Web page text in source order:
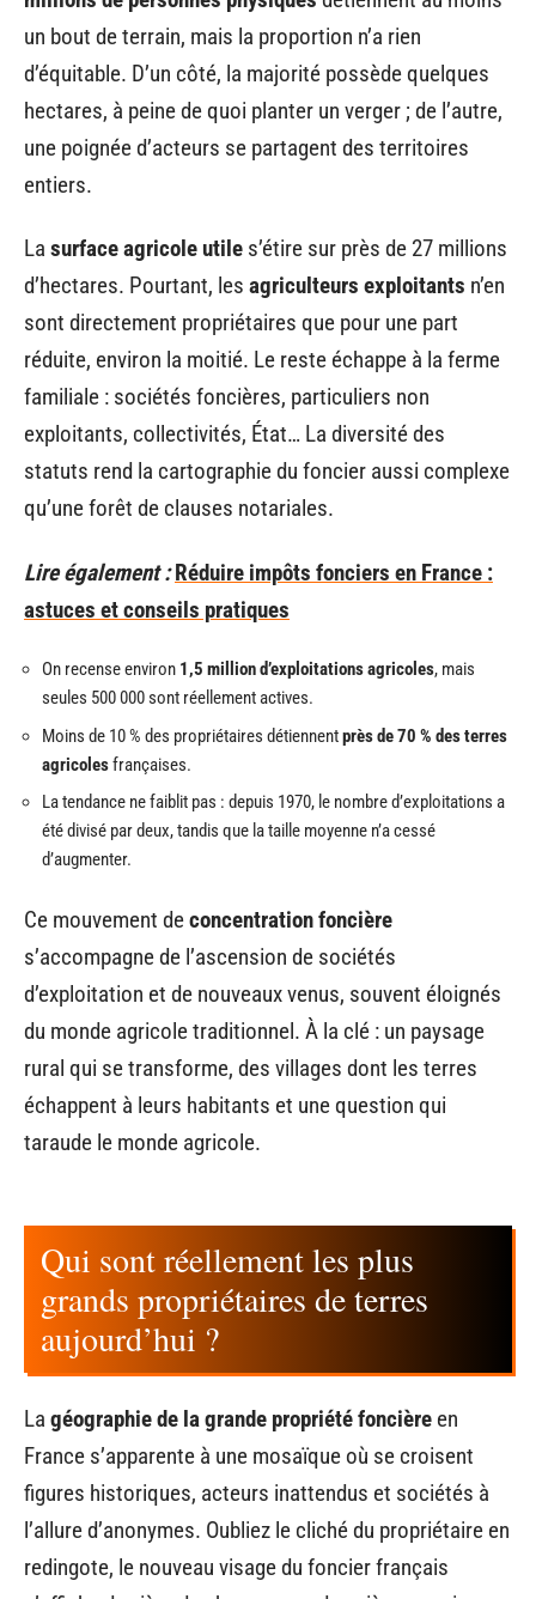
un bout de terrain, mais la proportion n’a rien
d’équitable. D’un côté, la majorité possède quelques
hectares, à peine de quoi planter un verger ; de l’autre,
une poignée d’acteurs se partagent des territoires
entiers.
La surface agricole utile s’étire sur près de 27 millions
d’hectares. Pourtant, les agriculteurs exploitants n’en
sont directement propriétaires que pour une part
réduite, environ la moitié. Le reste échappe à la ferme
familiale : sociétés foncières, particuliers non
exploitants, collectivités, État… La diversité des
statuts rend la cartographie du foncier aussi complexe
qu’une forêt de clauses notariales.
Lire également : Réduire impôts fonciers en France :
astuces et conseils pratiques
On recense environ 1,5 million d’exploitations agricoles, mais
seules 500 000 sont réellement actives.
Moins de 10 % des propriétaires détiennentprès de 70 % des terres
agricolesfrançaises.
La tendance ne faiblit pas : depuis 1970, le nombre d’exploitations a
été divisé par deux, tandis que la taille moyenne n’a cessé
d’augmenter.
Ce mouvement deconcentration foncière
s’accompagne de l’ascension de sociétés
d’exploitation et de nouveaux venus, souvent éloignés
du monde agricole traditionnel. À la clé : un paysage
rural qui se transforme, des villages dont les terres
échappent à leurs habitants et une question qui
taraude le monde agricole.
Qui sont réellement les plus
grands propriétaires de terres
aujourd’hui ?
La géographie de la grande propriété foncière en
France s’apparente à une mosaïque où se croisent
figures historiques, acteurs inattendus et sociétés à
l’allure d’anonymes. Oubliez le cliché du propriétaire en
redingote, le nouveau visage du foncier français